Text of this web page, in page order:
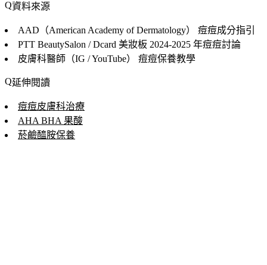
資料來源
AAD（American Academy of Dermatology）
痘痘成分指引
PTT BeautySalon / Dcard 美妝板 2024-2025 年痘痘討論
皮膚科醫師（IG / YouTube）
痘痘保養教學
延伸閱讀
痘痘皮膚科治療
AHA BHA 果酸
菸鹼醯胺保養